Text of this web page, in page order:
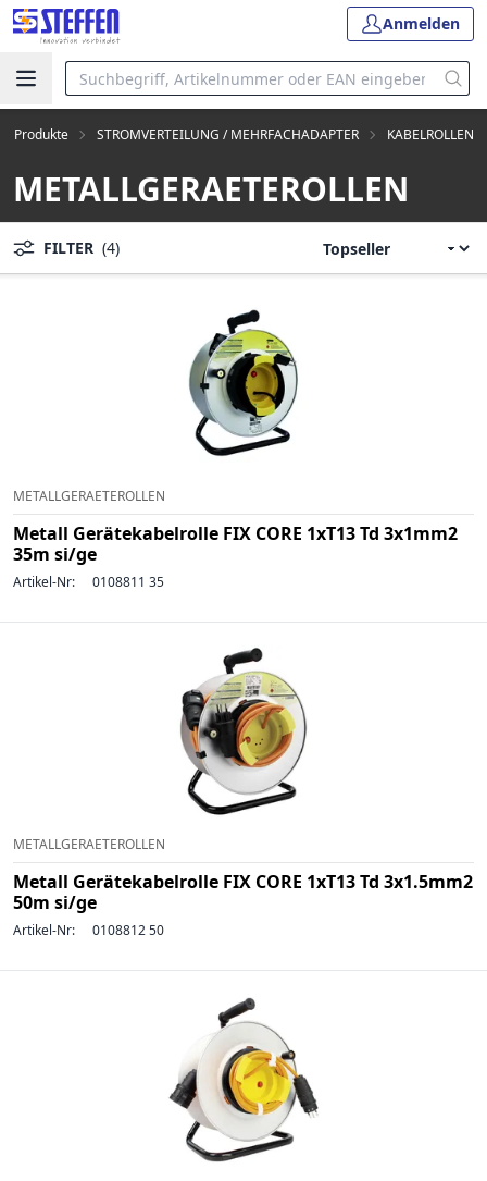
Anmelden
Produkte STROMVERTEILUNG / MEHRFACHADAPTER KABELROLLEN
METALLGERAETEROLLEN
FILTER (4)
METALLGERAETEROLLEN
Metall Gerätekabelrolle FIX CORE 1xT13 Td 3x1mm2
35m si/ge
Artikel-Nr: 0108811 35
METALLGERAETEROLLEN
Metall Gerätekabelrolle FIX CORE 1xT13 Td 3x1.5mm2
50m si/ge
Artikel-Nr: 0108812 50